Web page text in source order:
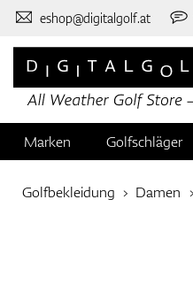
eshop@digitalgolf.at
Marken Golfschläger
Golfbekleidung Damen